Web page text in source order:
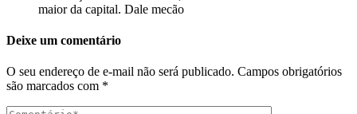
maior da capital. Dale mecão
Deixe um comentário
O seu endereço de e-mail não será publicado. Campos obrigatórios
são marcados com *